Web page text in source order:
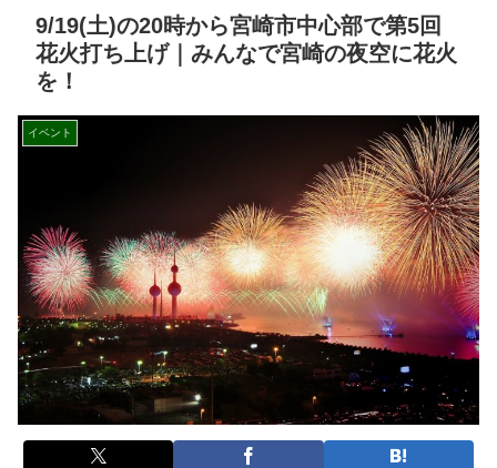
9/19(土)の20時から宮崎市中心部で第5回
花火打ち上げ｜みんなで宮崎の夜空に花火
を！
イベント